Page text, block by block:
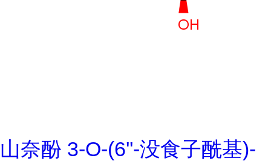
山奈酚 3-O-(6''-没食子酰基)-